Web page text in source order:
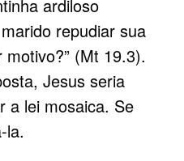
ardiloso
repudiar sua
(Mt 19.3).
Jesus seria
a lei mosaica. Se
la.